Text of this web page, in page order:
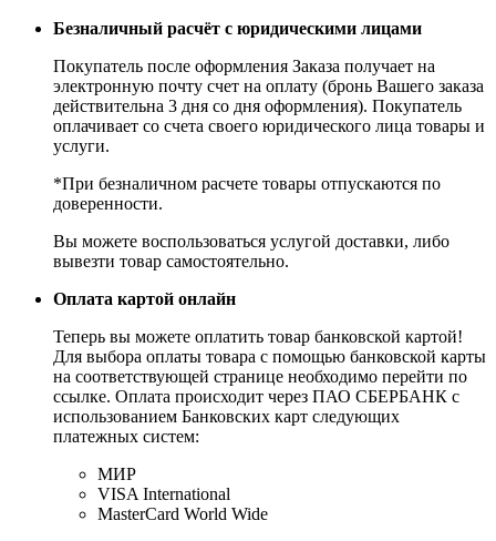
Безналичный расчёт с юридическими лицами
Покупатель после оформления Заказа получает на
электронную почту счет на оплату (бронь Вашего заказа
действительна 3 дня со дня оформления). Покупатель
оплачивает со счета своего юридического лица товары и
услуги.
*При безналичном расчете товары отпускаются по
доверенности.
Вы можете воспользоваться услугой доставки, либо
вывезти товар самостоятельно.
Оплата картой онлайн
Теперь вы можете оплатить товар банковской картой!
Для выбора оплаты товара с помощью банковской карты
на соответствующей странице необходимо перейти по
ссылке. Оплата происходит через ПАО СБЕРБАНК с
использованием Банковских карт следующих
платежных систем:
МИР
VISA International
MasterCard World Wide